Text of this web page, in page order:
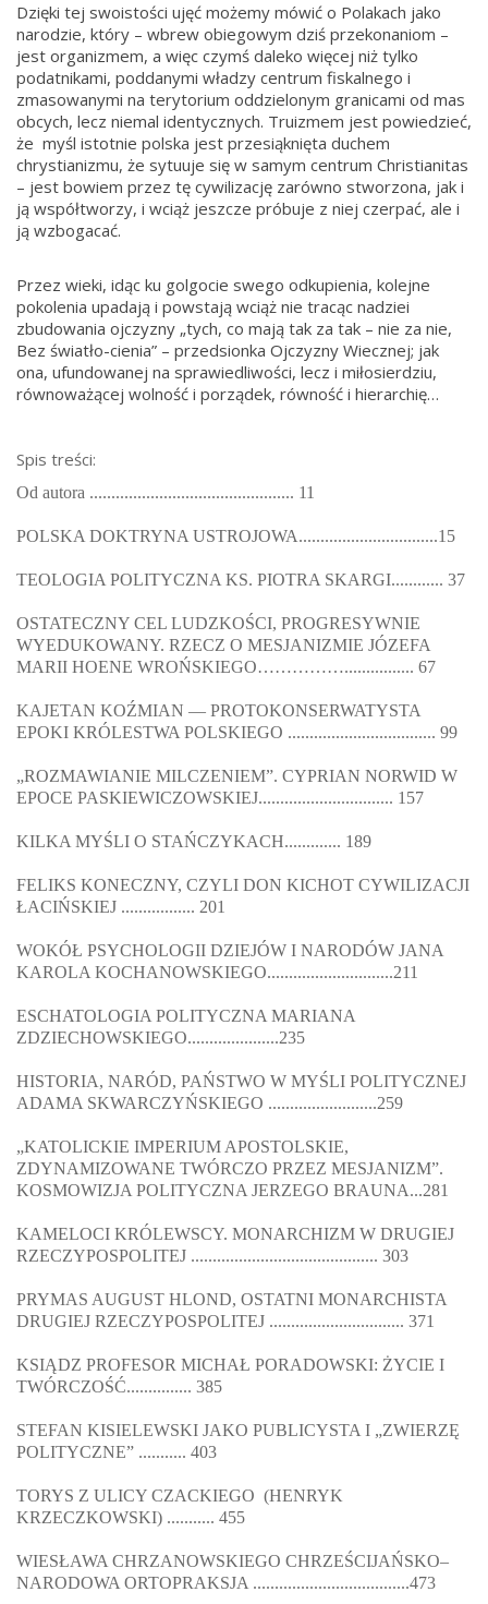
Dzięki tej swoistości ujęć możemy mówić o Polakach jako
narodzie, który – wbrew obiegowym dziś przekonaniom –
jest organizmem, a więc czymś daleko więcej niż tylko
podatnikami, poddanymi władzy centrum fiskalnego i
zmasowanymi na terytorium oddzielonym granicami od mas
obcych, lecz niemal identycznych. Truizmem jest powiedzieć,
że myśl istotnie polska jest przesiąknięta duchem
chrystianizmu, że sytuuje się w samym centrum Christianitas
– jest bowiem przez tę cywilizację zarówno stworzona, jak i
ją współtworzy, i wciąż jeszcze próbuje z niej czerpać, ale i
ją wzbogacać.
Przez wieki, idąc ku golgocie swego odkupienia, kolejne
pokolenia upadają i powstają wciąż nie tracąc nadziei
zbudowania ojczyzny „tych, co mają tak za tak – nie za nie,
Bez światło-cienia” – przedsionka Ojczyzny Wiecznej; jak
ona, ufundowanej na sprawiedliwości, lecz i miłosierdziu,
równoważącej wolność i porządek, równość i hierarchię…
Spis treści:
Od autora ............................................... 11
POLSKA DOKTRYNA USTROJOWA................................15
TEOLOGIA POLITYCZNA KS. PIOTRA SKARGI............ 37
OSTATECZNY CEL LUDZKOŚCI, PROGRESYWNIE
WYEDUKOWANY. RZECZ O MESJANIZMIE JÓZEFA
MARII HOENE WROŃSKIEGO……………................ 67
KAJETAN KOŹMIAN — PROTOKONSERWATYSTA
EPOKI KRÓLESTWA POLSKIEGO .................................. 99
„ROZMAWIANIE MILCZENIEM”. CYPRIAN NORWID W
EPOCE PASKIEWICZOWSKIEJ............................... 157
KILKA MYŚLI O STAŃCZYKACH............. 189
FELIKS KONECZNY, CZYLI DON KICHOT CYWILIZACJI
ŁACIŃSKIEJ ................. 201
WOKÓŁ PSYCHOLOGII DZIEJÓW I NARODÓW JANA
KAROLA KOCHANOWSKIEGO.............................211
ESCHATOLOGIA POLITYCZNA MARIANA
ZDZIECHOWSKIEGO.....................235
HISTORIA, NARÓD, PAŃSTWO W MYŚLI POLITYCZNEJ
ADAMA SKWARCZYŃSKIEGO .........................259
„KATOLICKIE IMPERIUM APOSTOLSKIE,
ZDYNAMIZOWANE TWÓRCZO PRZEZ MESJANIZM”.
KOSMOWIZJA POLITYCZNA JERZEGO BRAUNA...281
KAMELOCI KRÓLEWSCY. MONARCHIZM W DRUGIEJ
RZECZYPOSPOLITEJ ........................................... 303
PRYMAS AUGUST HLOND, OSTATNI MONARCHISTA
DRUGIEJ RZECZYPOSPOLITEJ ............................... 371
KSIĄDZ PROFESOR MICHAŁ PORADOWSKI: ŻYCIE I
TWÓRCZOŚĆ............... 385
STEFAN KISIELEWSKI JAKO PUBLICYSTA I „ZWIERZĘ
POLITYCZNE” ........... 403
TORYS Z ULICY CZACKIEGO (HENRYK
KRZECZKOWSKI) ........... 455
WIESŁAWA CHRZANOWSKIEGO CHRZEŚCIJAŃSKO–
NARODOWA ORTOPRAKSJA ....................................473